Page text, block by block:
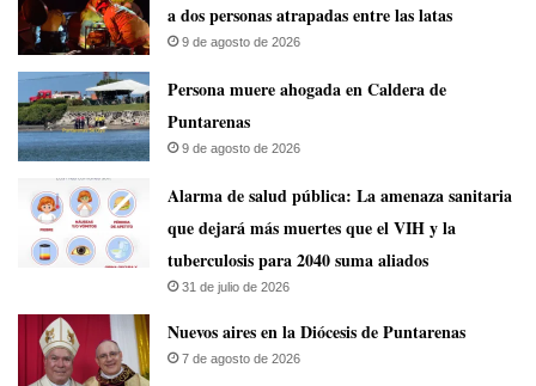
a dos personas atrapadas entre las latas
9 de agosto de 2026
Persona muere ahogada en Caldera de
Puntarenas
9 de agosto de 2026
​Alarma de salud pública: La amenaza sanitaria
que dejará más muertes que el VIH y la
tuberculosis para 2040 suma aliados
31 de julio de 2026
​Nuevos aires en la Diócesis de Puntarenas
7 de agosto de 2026